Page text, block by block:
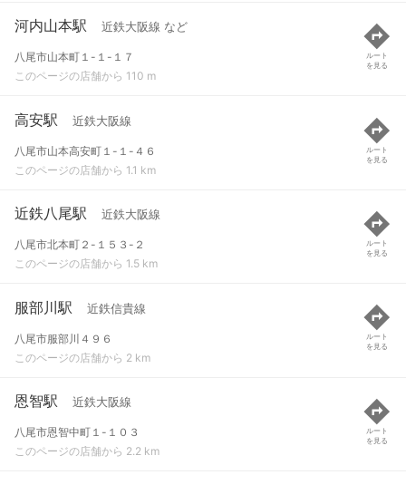
河内山本駅 近鉄大阪線 など
八尾市山本町１-１-１７
このページの店舗から 110 m
ルート
を見る
高安駅 近鉄大阪線
八尾市山本高安町１-１-４６
このページの店舗から 1.1 km
ルート
を見る
近鉄八尾駅 近鉄大阪線
八尾市北本町２-１５３-２
このページの店舗から 1.5 km
ルート
を見る
服部川駅 近鉄信貴線
八尾市服部川４９６
このページの店舗から 2 km
ルート
を見る
恩智駅 近鉄大阪線
八尾市恩智中町１-１０３
このページの店舗から 2.2 km
ルート
を見る